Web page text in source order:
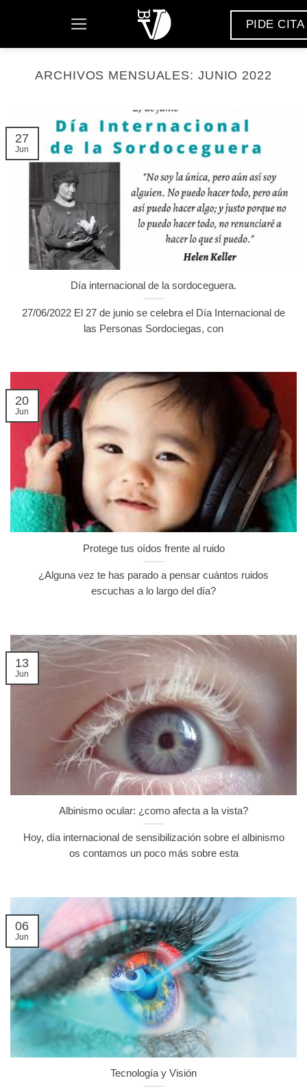
contenido
PIDE CITA
ARCHIVOS MENSUALES: JUNIO 2022
Día internacional de la sordoceguera.
27/06/2022 El 27 de junio se celebra el Día Internacional de
las Personas Sordociegas, con
27
Jun
Protege tus oídos frente al ruido
¿Alguna vez te has parado a pensar cuántos ruidos
escuchas a lo largo del día?
20
Jun
Albinismo ocular: ¿como afecta a la vista?
Hoy, día internacional de sensibilización sobre el albinismo
os contamos un poco más sobre esta
13
Jun
Tecnología y Visión
06
Jun